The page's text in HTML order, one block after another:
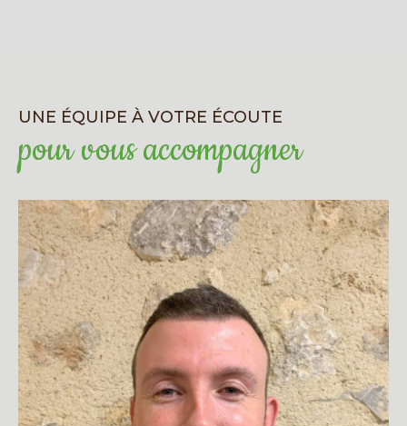
UNE ÉQUIPE À VOTRE ÉCOUTE
pour vous accompagner